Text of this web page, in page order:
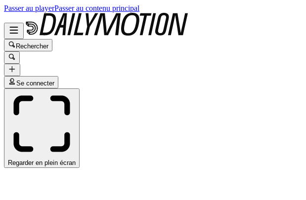
Passer au playerPasser au contenu principal
Rechercher
Se connecter
Regarder en plein écran